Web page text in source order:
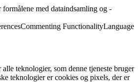
med dataindsamling og -
Commenting FunctionalityLanguage
teknologier, som denne tjeneste bruger
teknologier er cookies og pixels, der er